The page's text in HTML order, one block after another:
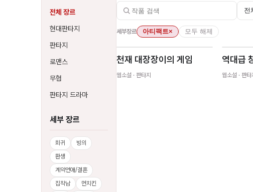
전체 장르
현대판타지
판타지
로맨스
무협
판타지 드라마
세부 장르
회귀
빙의
환생
계약연애/결혼
집착남
먼치킨
전
세부장르 아티팩트× 모두 해제
천재 대장장이의 게임
웹소설 · 판타지
역대급
웹소설 · 판타